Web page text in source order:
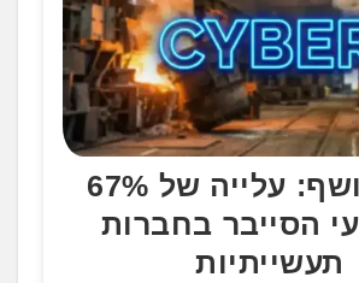
סקר חושף: עלייה של 67%
הסייבר בחברות
תעשייתיות